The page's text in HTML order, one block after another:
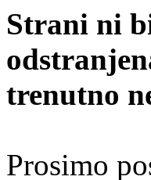
Strani ni
trenutno
Prosimo